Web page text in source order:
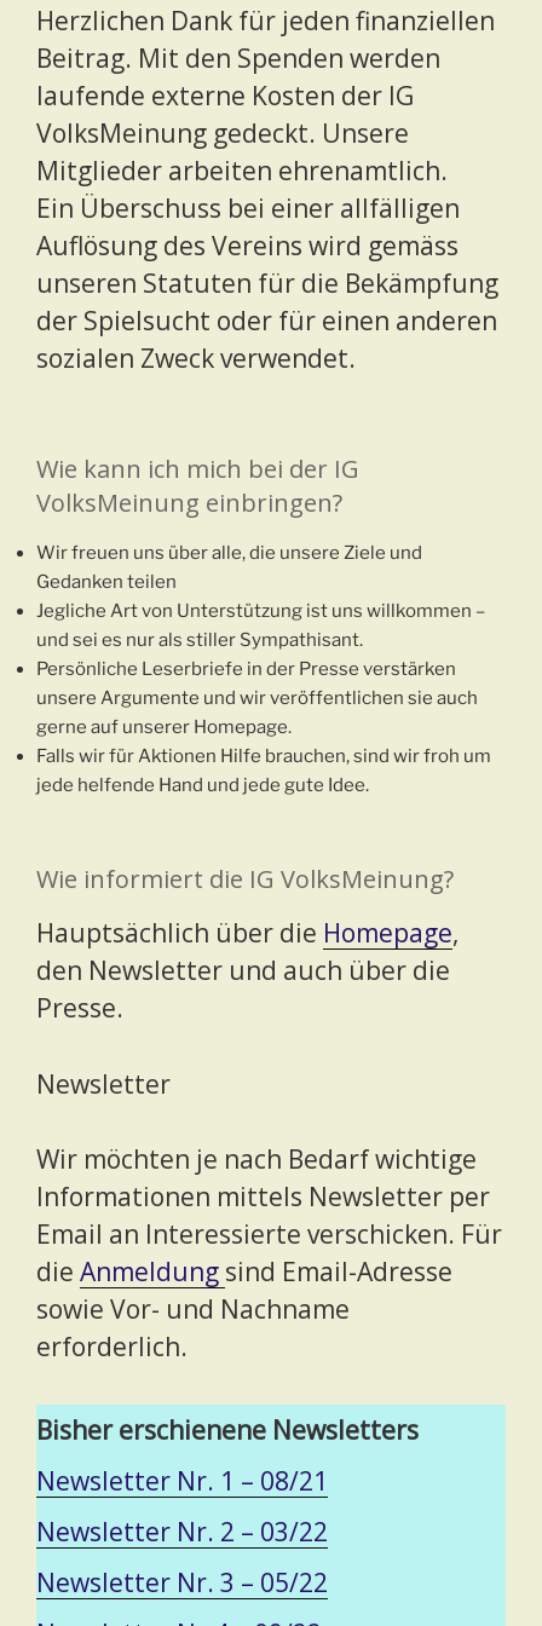
Herzlichen Dank für jeden finanziellen
Beitrag. Mit den Spenden werden
laufende externe Kosten der IG
VolksMeinung gedeckt. Unsere
Mitglieder arbeiten ehrenamtlich.
Ein Überschuss bei einer allfälligen
Auflösung des Vereins wird gemäss
unseren Statuten für die Bekämpfung
der Spielsucht oder für einen anderen
sozialen Zweck verwendet.
Wie kann ich mich bei der IG
VolksMeinung einbringen?
Wir freuen uns über alle, die unsere Ziele und
Gedanken teilen
Jegliche Art von Unterstützung ist uns willkommen –
und sei es nur als stiller Sympathisant.
Persönliche Leserbriefe in der Presse verstärken
unsere Argumente und wir veröffentlichen sie auch
gerne auf unserer Homepage.
Falls wir für Aktionen Hilfe brauchen, sind wir froh um
jede helfende Hand und jede gute Idee.
Wie informiert die IG VolksMeinung?
Hauptsächlich über die Homepage,
den Newsletter und auch über die
Presse.
Newsletter
Wir möchten je nach Bedarf wichtige
Informationen mittels Newsletter per
Email an Interessierte verschicken. Für
die Anmeldung sind Email-Adresse
sowie Vor- und Nachname
erforderlich.
Bisher erschienene Newsletters
Newsletter Nr. 1 – 08/21
Newsletter Nr. 2 – 03/22
Newsletter Nr. 3 – 05/22